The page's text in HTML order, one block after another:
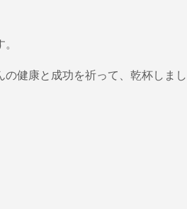
健康と成功を祈って、乾杯しま